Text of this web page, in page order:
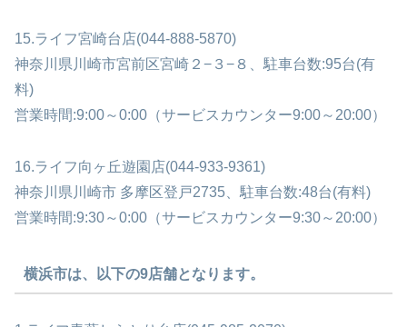
15.ライフ宮崎台店(044-888-5870)
神奈川県川崎市宮前区宮崎２−３−８、駐車台数:95台(有
料)
営業時間:9:00～0:00（サービスカウンター9:00～20:00）
16.ライフ向ヶ丘遊園店(044-933-9361)
神奈川県川崎市 多摩区登戸2735、駐車台数:48台(有料)
営業時間:9:30～0:00（サービスカウンター9:30～20:00）
横浜市は、以下の9店舗となります。